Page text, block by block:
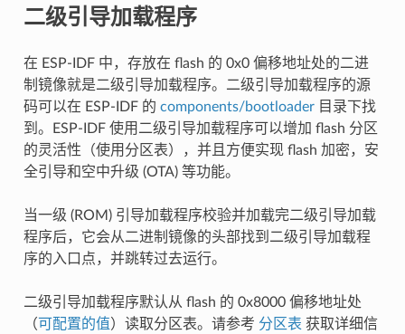
二级引导加载程序
在 ESP-IDF 中，存放在 flash 的 0x0 偏移地址处的二进
制镜像就是二级引导加载程序。二级引导加载程序的源
码可以在 ESP-IDF 的 components/bootloader目录下找
到。ESP-IDF 使用二级引导加载程序可以增加 flash 分区
的灵活性（使用分区表），并且方便实现 flash 加密，安
全引导和空中升级 (OTA) 等功能。
当一级 (ROM) 引导加载程序校验并加载完二级引导加载
程序后，它会从二进制镜像的头部找到二级引导加载程
序的入口点，并跳转过去运行。
二级引导加载程序默认从 flash 的 0x8000 偏移地址处
（ 可配置的值 ）读取分区表。请参考 分区表 获取详细信